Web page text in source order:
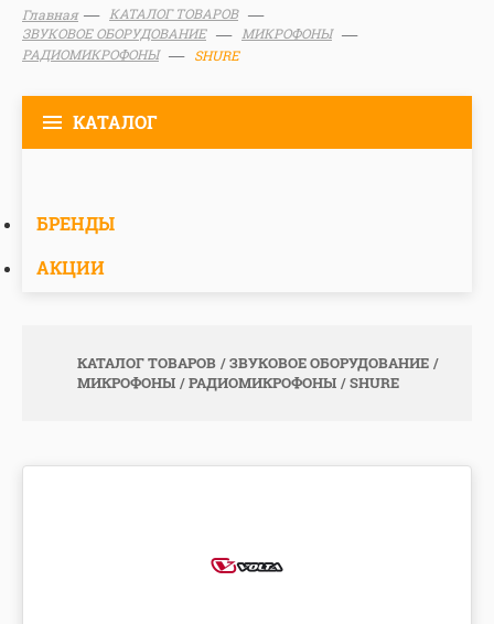
Главная
КАТАЛОГ ТОВАРОВ
ЗВУКОВОЕ ОБОРУДОВАНИЕ
МИКРОФОНЫ
РАДИОМИКРОФОНЫ
SHURE
КАТАЛОГ
БРЕНДЫ
АКЦИИ
КАТАЛОГ ТОВАРОВ
ЗВУКОВОЕ ОБОРУДОВАНИЕ
МИКРОФОНЫ
РАДИОМИКРОФОНЫ SHURE